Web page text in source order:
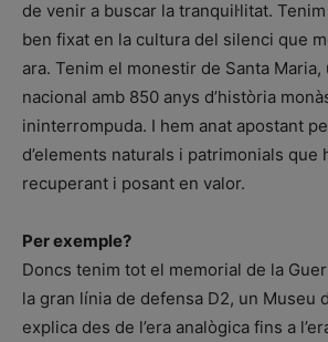
de venir a buscar la tranquil·litat.
ben fixat en la cultura del silenci que
ara. Tenim el monestir de Santa Maria,
nacional amb 850 anys d’història
ininterrompuda. I hem anat apostant
d’elements naturals i patrimonials que
recuperant i posant en valor.
Per exemple?
Doncs tenim tot el memorial de la
la gran línia de defensa D2, un Museu
explica des de l’era analògica fins a